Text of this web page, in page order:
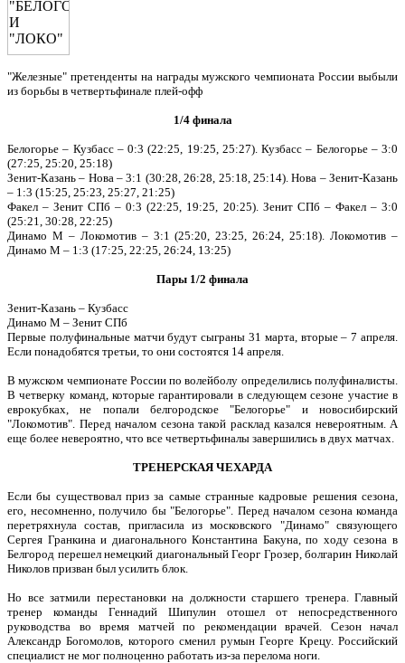
"Железные" претенденты на награды мужского чемпионата России выбыли
из борьбы в четвертьфинале плей-офф
1/4 финала
Белогорье – Кузбасс – 0:3 (22:25, 19:25, 25:27). Кузбасс – Белогорье – 3:0
(27:25, 25:20, 25:18)
Зенит-Казань – Нова – 3:1 (30:28, 26:28, 25:18, 25:14). Нова – Зенит-Казань
– 1:3 (15:25, 25:23, 25:27, 21:25)
Факел – Зенит СПб – 0:3 (22:25, 19:25, 20:25). Зенит СПб – Факел – 3:0
(25:21, 30:28, 22:25)
Динамо М – Локомотив – 3:1 (25:20, 23:25, 26:24, 25:18). Локомотив –
Динамо М – 1:3 (17:25, 22:25, 26:24, 13:25)
Пары 1/2 финала
Зенит-Казань – Кузбасс
Динамо М – Зенит СПб
Первые полуфинальные матчи будут сыграны 31 марта, вторые – 7 апреля.
Если понадобятся третьи, то они состоятся 14 апреля.
В мужском чемпионате России по волейболу определились полуфиналисты.
В четверку команд, которые гарантировали в следующем сезоне участие в
еврокубках, не попали белгородское "Белогорье" и новосибирский
"Локомотив". Перед началом сезона такой расклад казался невероятным. А
еще более невероятно, что все четвертьфиналы завершились в двух матчах.
ТРЕНЕРСКАЯ ЧЕХАРДА
Если бы существовал приз за самые странные кадровые решения сезона,
его, несомненно, получило бы "Белогорье". Перед началом сезона команда
перетряхнула состав, пригласила из московского "Динамо" связующего
Сергея Гранкина и диагонального Константина Бакуна, по ходу сезона в
Белгород перешел немецкий диагональный Георг Грозер, болгарин Николай
Николов призван был усилить блок.
Но все затмили перестановки на должности старшего тренера. Главный
тренер команды Геннадий Шипулин отошел от непосредственного
руководства во время матчей по рекомендации врачей. Сезон начал
Александр Богомолов, которого сменил румын Георге Крецу. Российский
специалист не мог полноценно работать из-за перелома ноги.